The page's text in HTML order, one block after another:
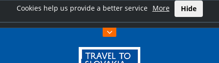
Cookies help us provide a better service More Hide